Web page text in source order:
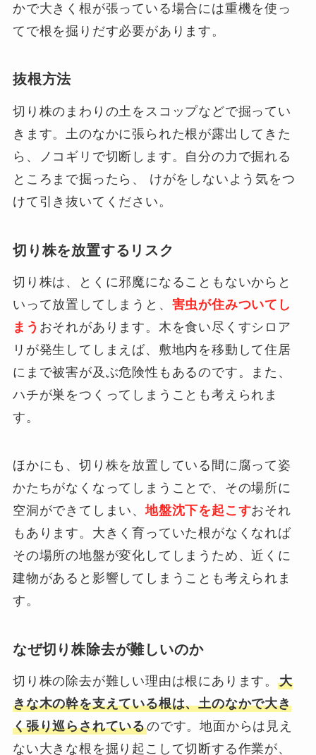
かで大きく根が張っている場合には重機を使っ
てで根を掘りだす必要があります。
抜根方法
切り株のまわりの土をスコップなどで掘ってい
きます。土のなかに張られた根が露出してきた
ら、ノコギリで切断します。自分の力で掘れる
ところまで掘ったら、 けがをしないよう気をつ
けて引き抜いてください。
切り株を放置するリスク
切り株は、とくに邪魔になることもないからと
いって放置してしまうと、 害虫が住みついてし
まう おそれがあります。木を食い尽くすシロア
リが発生してしまえば、敷地内を移動して住居
にまで被害が及ぶ危険性もあるのです。また、
ハチが巣をつくってしまうことも考えられま
す。
ほかにも、切り株を放置している間に腐って姿
かたちがなくなってしまうことで、その場所に
空洞ができてしまい、地盤沈下を起こすおそれ
もあります。大きく育っていた根がなくなれば
その場所の地盤が変化してしまうため、近くに
建物があると影響してしまうことも考えられま
す。
なぜ切り株除去が難しいのか
切り株の除去が難しい理由は根にあります。大
きな木の幹を支えている根は、土のなかで大き
く張り巡らされているのです。地面からは見え
ない大きな根を掘り起こして切断する作業が、